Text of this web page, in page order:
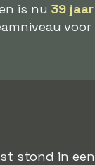
is nu 39
stond in